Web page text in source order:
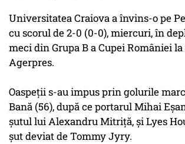
Universitatea Craiova a învins-o pe
cu scorul de 2-0 (0-0), miercuri, în
meci din Grupa B a Cupei României
Agerpres.
Oaspeţii s-au impus prin golurile
Bană (56), după ce portarul Mihai
şutul lui Alexandru Mitriţă, şi Lyes
şut deviat de Tommy Jyry.